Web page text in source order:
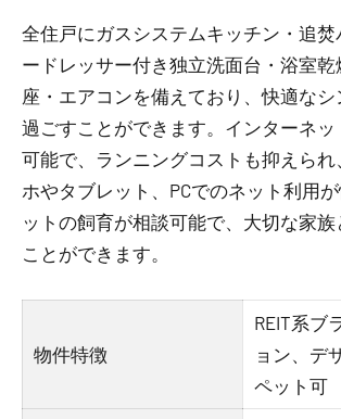
全住戸にガスシステムキッチン・追
ードレッサー付き独立洗面台・浴室
座・エアコンを備えており、快適な
過ごすことができます。インターネッ
可能で、ランニングコストも抑えら
ホやタブレット、PCでのネット利用
ットの飼育が相談可能で、大切な家
ことができます。
物件特徴
REIT系ブ
ョン、デ
ペット可